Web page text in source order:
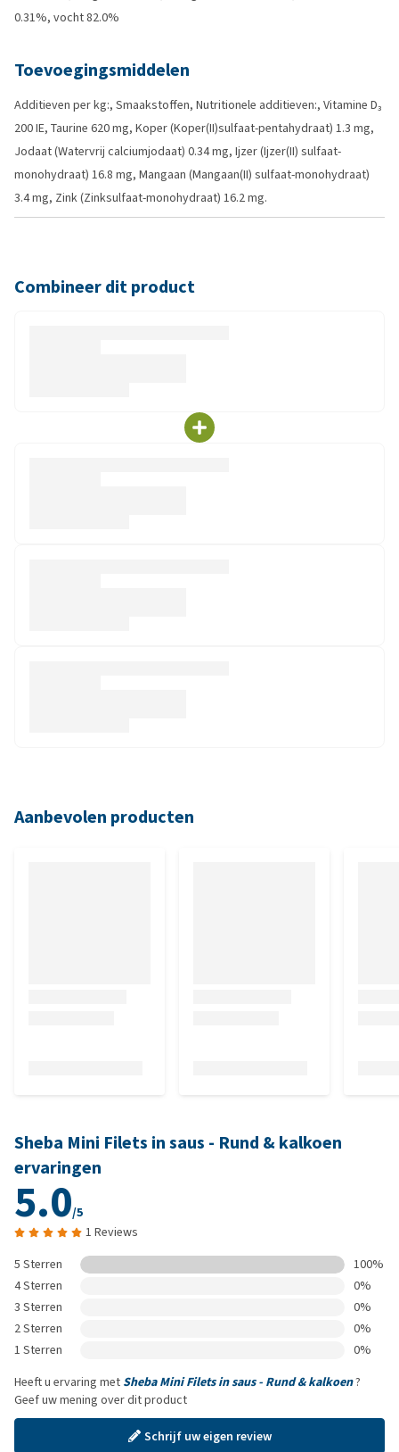
0.31%, vocht 82.0%
Toevoegingsmiddelen
Additieven per kg:, Smaakstoffen, Nutritionele additieven:, Vitamine D₃
200 IE, Taurine 620 mg, Koper (Koper(II)sulfaat-pentahydraat) 1.3 mg,
Jodaat (Watervrij calciumjodaat) 0.34 mg, Ijzer (Ijzer(II) sulfaat-
monohydraat) 16.8 mg, Mangaan (Mangaan(II) sulfaat-monohydraat)
3.4 mg, Zink (Zinksulfaat-monohydraat) 16.2 mg.
Combineer dit product
Aanbevolen producten
Sheba Mini Filets in saus - Rund & kalkoen
ervaringen
5.0/5
1 Reviews
5 Sterren
100%
4 Sterren
0%
3 Sterren
0%
2 Sterren
0%
1 Sterren
0%
Heeft u ervaring met Sheba Mini Filets in saus - Rund & kalkoen?
Geef uw mening over dit product
Schrijf uw eigen review